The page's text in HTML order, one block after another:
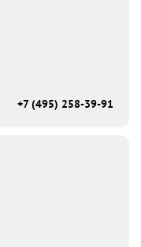
+7 (495) 258-39-91